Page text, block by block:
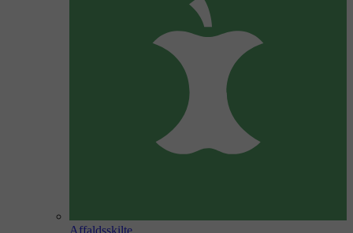
Affaldsskilte